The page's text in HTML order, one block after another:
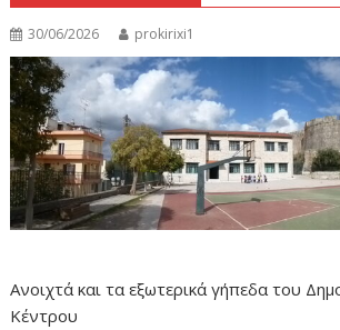
30/06/2026 prokirixi1
Ανοιχτά και τα εξωτερικά γήπεδα του
Κέντρου